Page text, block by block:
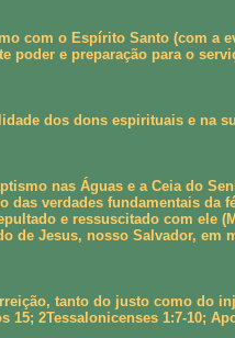
com o Espírito Santo (com a
poder e preparação para o
dos dons espirituais e na
nas Águas e a Ceia do
das verdades fundamentais da
e ressuscitado com ele
de Jesus, nosso Salvador, em
tanto do justo como do
15; 2Tessalonicenses 1:7-10;